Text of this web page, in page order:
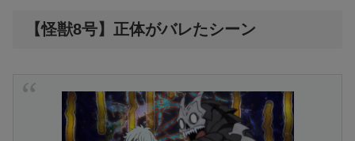
【怪獣8号】正体がバレたシーン